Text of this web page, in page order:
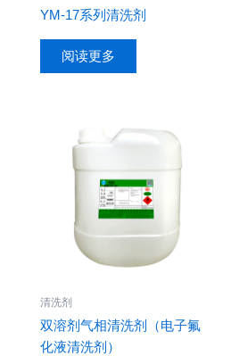
YM-17系列清洗剂
阅读更多
清洗剂
双溶剂气相清洗剂（电子氟
化液清洗剂）